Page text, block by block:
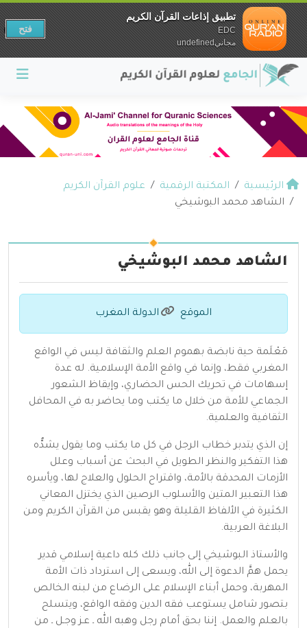
الرئيسية المكتبة الرقمية
علوم القرآن الكريم
الشاهد محمد البوشيخي
الشاهد محمد البوشيخي
الموقع الدولة المغرب
مَعْلَمة حية نابضة بهموم العلم والثقافة ليس في الواقع
المغربي فقط، وإنما في واقع الأمة الإسلامية. له عدة
إسهامات في تحريك الحس الحضاري، وإيقاظ الشعور
الجماعي للأمة من خلال ما يكتب وما يحاضر به في المحافل
الثقافية والعلمية.
إن الذي يتدبر خطاب الرجل في كل ما يكتب وما يقول يشدُّه
هذا التفكير والنظر الطويل في البحث عن أسباب وعلل
الأزمات المحدقة بالأمة، واقتراح الحلول والعلاج لها، ويأسره
هذا التعبير المتين والأسلوب الرصين الذي يختزل المعاني
الكثيرة في الألفاظ القليلة وهو يقبس من القرآن الكريم ومن
البلاغة العربية.
والأستاذ البوشيخي إلى جانب ذلك كله داعية إسلامي قدير
يحمل همَّ الدعوة إلى الله، ويسعى إلى استرداد ذات الأمة
المهربة، وحمل أبناء الإسلام على الرضاع من لبنه الخالص
بتصور شامل يستوعب فقه الدين وفقه الواقع، ويتسلح
بالعلم والعمل. إننا بحق أمام رجل وهبه الله ـ عـز وجـل ـ من
تطبيق إذاعات القرآن الكريم
EDC
مجانيundefined
فتح